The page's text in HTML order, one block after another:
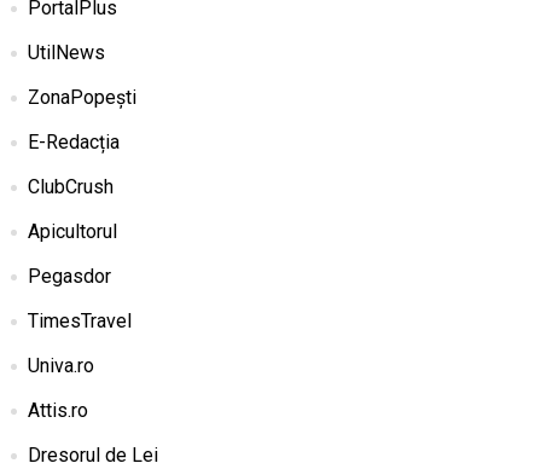
PortalPlus
UtilNews
ZonaPopești
E-Redacția
ClubCrush
Apicultorul
Pegasdor
TimesTravel
Univa.ro
Attis.ro
Dresorul de Lei